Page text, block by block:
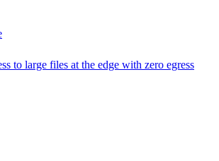
to large files at the edge with zero egress